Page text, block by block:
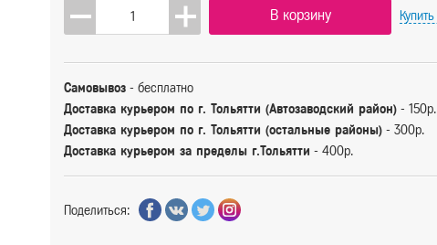
В корзину Купить
Самовывоз - бесплатно
Доставка курьером по г. Тольятти (Автозаводский район) - 150р.
Доставка курьером по г. Тольятти (остальные районы) - 300р.
Доставка курьером за пределы г.Тольятти - 400р.
Поделиться: